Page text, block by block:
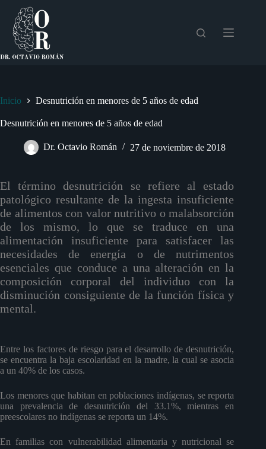
contenido
Inicio Desnutrición en menores de 5 años de edad
Desnutrición en menores de 5 años de edad
Dr. Octavio Román 27 de noviembre de 2018
El término desnutrición se refiere al estado
patológico resultante de la ingesta insuficiente
de alimentos con valor nutritivo o malabsorción
de los mismo, lo que se traduce en una
alimentación insuficiente para satisfacer las
necesidades de energía o de nutrimentos
esenciales que conduce a una alteración en la
composición corporal del individuo con la
disminución consiguiente de la función física y
mental.
Entre los factores de riesgo para el desarrollo de desnutrición,
se encuentra la baja escolaridad en la madre, la cual se asocia
a un 40% de los casos.
Los menores que habitan en poblaciones indígenas, se reporta
una prevalencia de desnutrición del 33.1%, mientras en
preescolares no indígenas se reporta un 14%.
En familias con vulnerabilidad alimentaria y nutricional se